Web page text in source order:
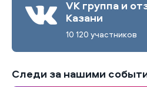
VK группа и
Казани
10 120 участников
Следи за нашими